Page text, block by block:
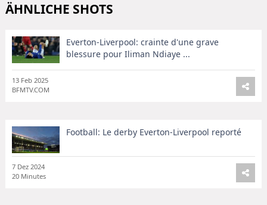
ÄHNLICHE SHOTS
Everton-Liverpool: crainte d'une grave
blessure pour Iliman Ndiaye ...
13 Feb 2025
BFMTV.COM
Football: Le derby Everton-Liverpool reporté
7 Dez 2024
20 Minutes